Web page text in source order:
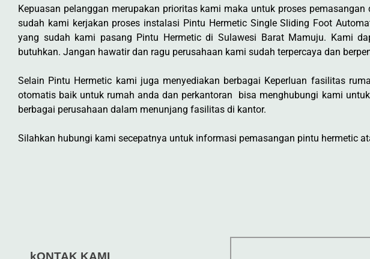
Kepuasan pelanggan merupakan prioritas kami maka untuk proses
sudah kami kerjakan proses instalasi Pintu Hermetic Single Sliding Foot
yang sudah kami pasang Pintu Hermetic di Sulawesi Barat Mamuju. Kami
butuhkan. Jangan hawatir dan ragu perusahaan kami sudah terpercaya dan
Selain Pintu Hermetic kami juga menyediakan berbagai Keperluan fasilitas
otomatis baik untuk rumah anda dan perkantoran bisa menghubungi kami
berbagai perusahaan dalam menunjang fasilitas di kantor.
Silahkan hubungi kami secepatnya untuk informasi pemasangan pintu hermetic
kONTAK KAMI